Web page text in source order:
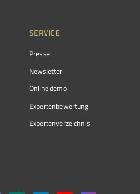
SERVICE
Presse
Newsletter
Online demo
Expertenbewertung
Expertenverzeichnis